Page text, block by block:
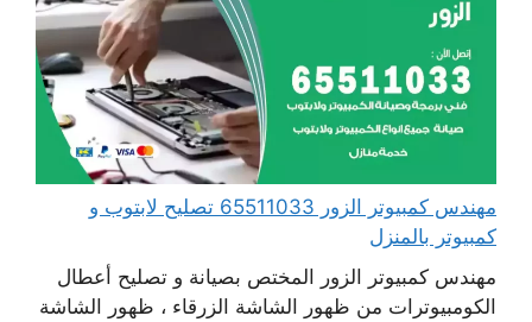
مهندس كمبيوتر الزور 65511033 تصليح لابتوب و
كمبيوتر بالمنزل
مهندس كمبيوتر الزور المختص بصيانة و تصليح أعطال
الكومبيوترات من ظهور الشاشة الزرقاء ، ظهور الشاشة